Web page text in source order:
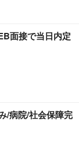
面接で当日内定
/病院/社会保障完